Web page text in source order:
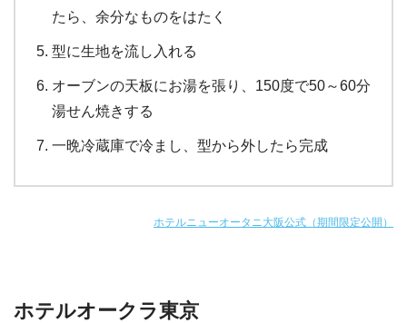
たら、余分なものをはたく
型に生地を流し入れる
オーブンの天板にお湯を張り、150度で50～60分
湯せん焼きする
一晩冷蔵庫で冷まし、型から外したら完成
ホテルニューオータニ大阪公式（期間限定公開）
ホテルオークラ東京